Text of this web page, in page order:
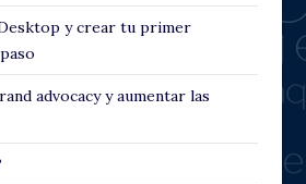
y crear tu primer
advocacy y aumentar las